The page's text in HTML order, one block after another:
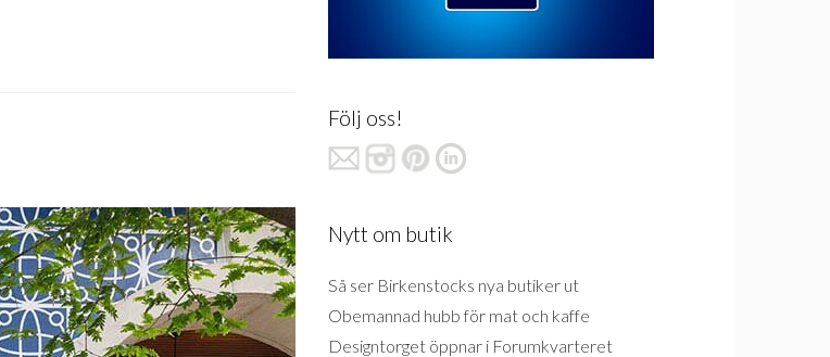
Följ oss!
Nytt om butik
Så ser Birkenstocks nya butiker ut
Obemannad hubb för mat och kaffe
Designtorget öppnar i Forumkvarteret